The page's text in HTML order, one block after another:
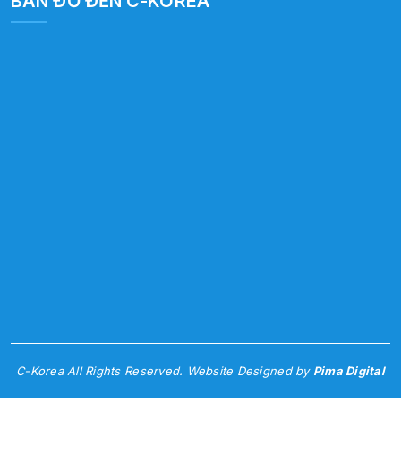
C-Korea All Rights Reserved. Website Designed by Pima Digital